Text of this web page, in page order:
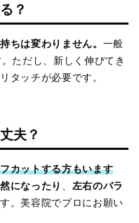
？
ちは変わりません。 一般
ただし、新しく伸びてき
タッチが必要です。
夫？
カットする方もいます
になったり
左右のバラ
。美容院でプロにお願い